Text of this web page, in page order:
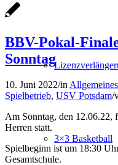
3×3 Basketball
BBV-Pokal-
Sonntag
10. Juni 2022/in Allgemeines
Spielbetrieb, USV Potsdam/
Am Sonntag, den 12.06.22,
Herren statt.
Spielbeginn ist um 18:30
Gesamtschule.